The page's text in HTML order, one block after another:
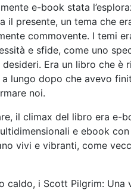
e-book stata
il presente, un tema che
commovente. I temi
e sfide, come uno
Era un libro che è
lungo dopo che avevo
noi.
il climax del libro era e-
e ebook
vivi e vibranti, come
caldo, i Scott Pilgrim: